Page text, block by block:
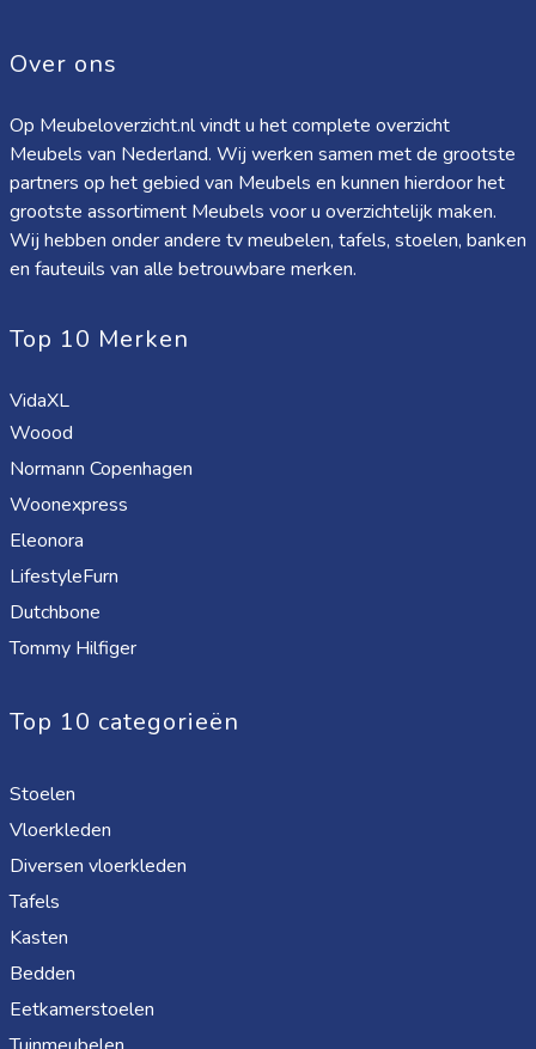
Over ons
Op Meubeloverzicht.nl vindt u het complete overzicht
Meubels van Nederland. Wij werken samen met de grootste
partners op het gebied van Meubels en kunnen hierdoor het
grootste assortiment Meubels voor u overzichtelijk maken.
Wij hebben onder andere tv meubelen, tafels, stoelen, banken
en fauteuils van alle betrouwbare merken.
Top 10 Merken
VidaXL
Woood
Normann Copenhagen
Woonexpress
Eleonora
LifestyleFurn
Dutchbone
Tommy Hilfiger
Top 10 categorieën
Stoelen
Vloerkleden
Diversen vloerkleden
Tafels
Kasten
Bedden
Eetkamerstoelen